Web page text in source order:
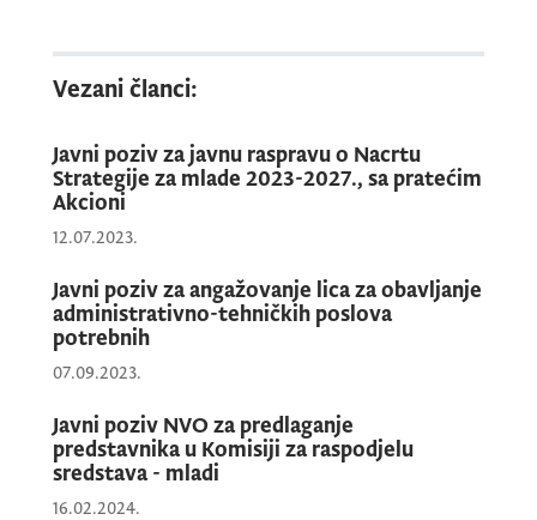
Vezani članci:
Javni poziv za javnu raspravu o Nacrtu
Strategije za mlade 2023-2027., sa pratećim
Akcioni
12.07.2023.
Javni poziv za angažovanje lica za obavljanje
administrativno-tehničkih poslova
potrebnih
07.09.2023.
Javni poziv NVO za predlaganje
predstavnika u Komisiji za raspodjelu
sredstava - mladi
16.02.2024.